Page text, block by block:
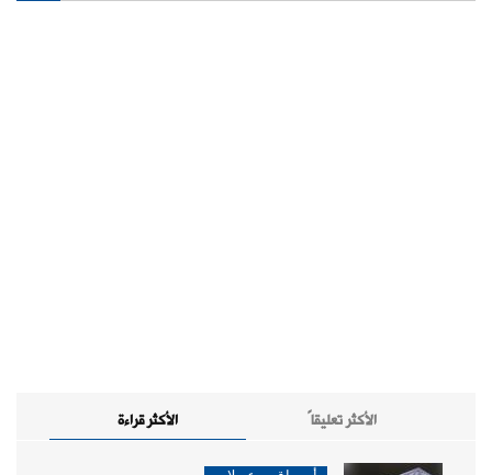
الأكثر قراءة الأكثر تعليقاً